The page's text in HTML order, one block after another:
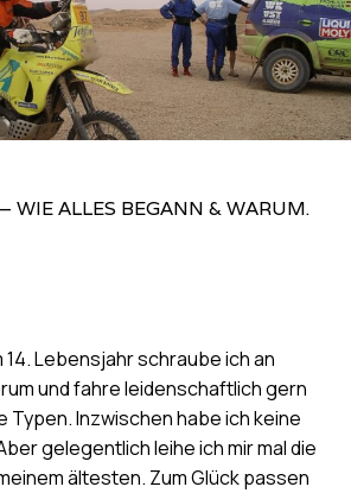
WIE ALLES BEGANN & WARUM.
14. Lebensjahr schraube ich an
und fahre leidenschaftlich gern
Inzwischen habe ich keine
gelegentlich leihe ich mir mal die
ältesten. Zum Glück passen